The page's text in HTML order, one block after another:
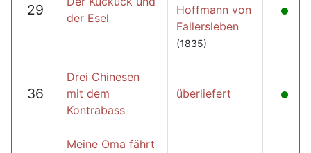
29
der Esel
Hoffmann von
Fallersleben
(1835)
36
Drei Chinesen
mit dem
Kontrabass
überliefert
Meine Oma fährt